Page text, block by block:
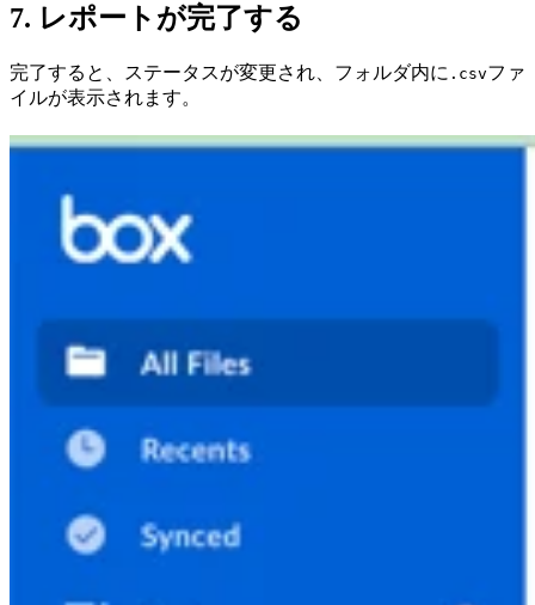
7. レポートが完了する
完了すると、ステータスが変更され、フォルダ内に .csvファ
イルが表示されます。